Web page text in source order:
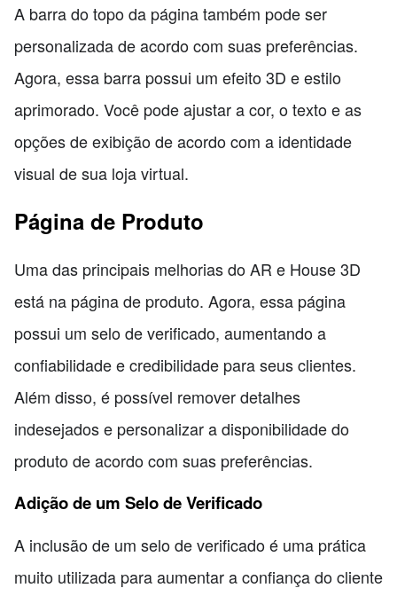
A barra do topo da página também pode ser
personalizada de acordo com suas preferências.
Agora, essa barra possui um efeito 3D e estilo
aprimorado. Você pode ajustar a cor, o texto e as
opções de exibição de acordo com a identidade
visual de sua loja virtual.
Página de Produto
Uma das principais melhorias do AR e House 3D
está na página de produto. Agora, essa página
possui um selo de verificado, aumentando a
confiabilidade e credibilidade para seus clientes.
Além disso, é possível remover detalhes
indesejados e personalizar a disponibilidade do
produto de acordo com suas preferências.
Adição de um Selo de Verificado
A inclusão de um selo de verificado é uma prática
muito utilizada para aumentar a confiança do cliente